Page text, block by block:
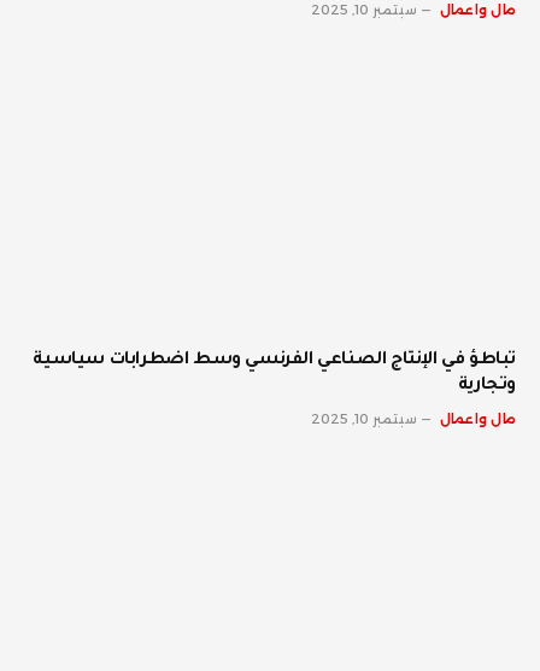
مال واعمال سبتمبر 10, 2025
تباطؤ في الإنتاج الصناعي الفرنسي وسط اضطرابات سياسية
وتجارية
مال واعمال سبتمبر 10, 2025